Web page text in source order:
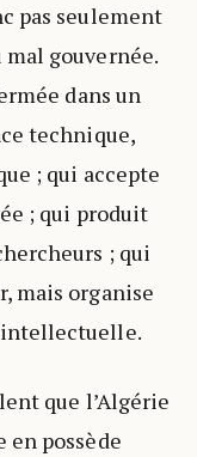
pas seulement
gouvernée.
dans un
technique,
; qui accepte
; qui produit
; qui
mais organise
intellectuelle.
que l’Algérie
en possède